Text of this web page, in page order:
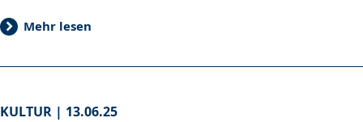
Mehr lesen
KULTUR | 13.06.25